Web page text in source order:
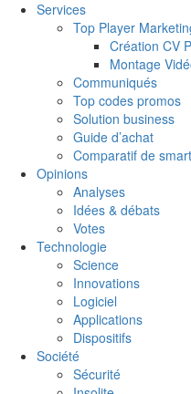
Services
Top Player
Création CV
Montage
Communiqués
Top codes promos
Solution business
Guide d’achat
Comparatif de
Opinions
Analyses
Idées & débats
Votes
Technologie
Science
Innovations
Logiciel
Applications
Dispositifs
Société
Sécurité